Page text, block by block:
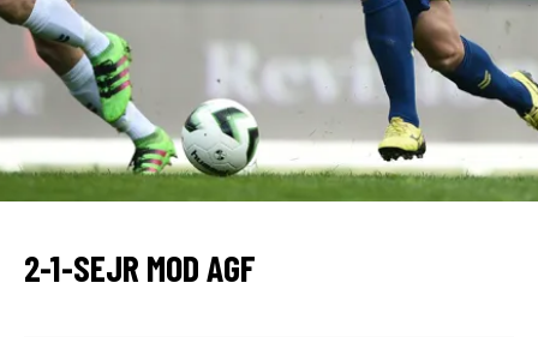
2-1-SEJR MOD AGF